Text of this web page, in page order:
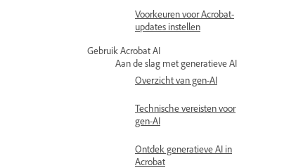
Voorkeuren voor Acrobat-
updates instellen
Gebruik Acrobat AI
Aan de slag met generatieve AI
Overzicht van gen-AI
Technische vereisten voor
gen-AI
Ontdek generatieve AI in
Acrobat